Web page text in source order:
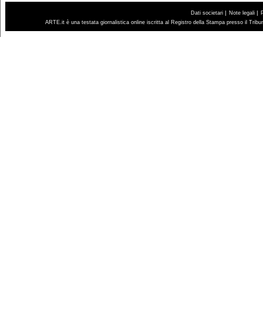
Dati societari | Note legali |
ARTE.it è una testata giornalistica online iscritta al Registro della Stampa presso il